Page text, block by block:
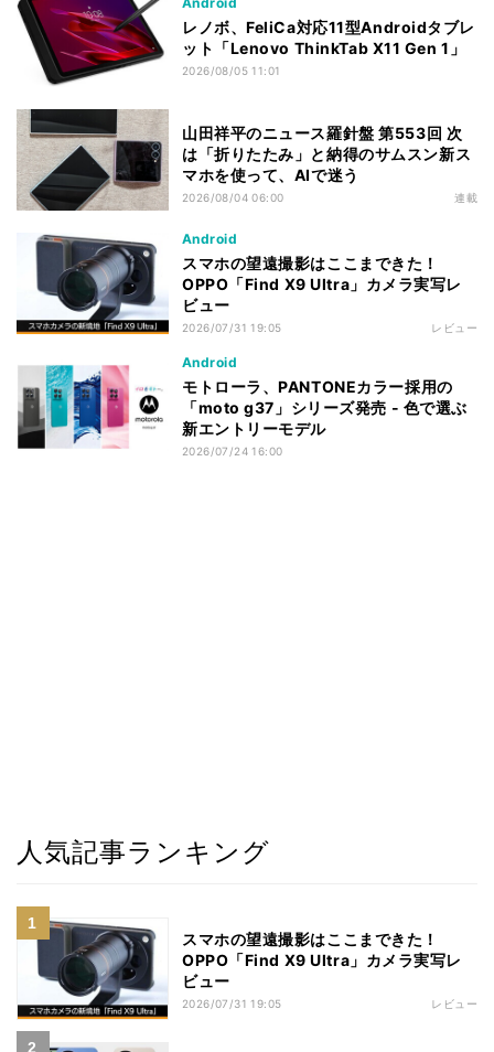
レノボ、FeliCa対応11型Androidタブレ
ット「Lenovo ThinkTab X11 Gen 1」
2026/08/05 11:01
山田祥平のニュース羅針盤 第553回 次
は「折りたたみ」と納得のサムスン新ス
マホを使って、AIで迷う
2026/08/04 06:00 連載
Android
スマホの望遠撮影はここまできた！
OPPO「Find X9 Ultra」カメラ実写レ
ビュー
2026/07/31 19:05 レビュー
Android
モトローラ、PANTONEカラー採用の
「moto g37」シリーズ発売 - 色で選ぶ
新エントリーモデル
2026/07/24 16:00
人気記事ランキング
スマホの望遠撮影はここまできた！
OPPO「Find X9 Ultra」カメラ実写レ
ビュー
2026/07/31 19:05 レビュー